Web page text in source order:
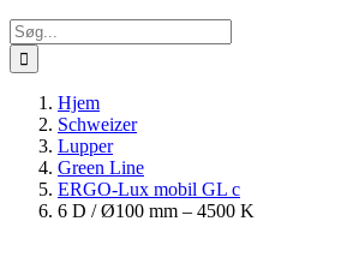
Søg
efter:
Hjem
Schweizer
Lupper
Green Line
ERGO-Lux mobil GL c
6 D / Ø100 mm – 4500 K